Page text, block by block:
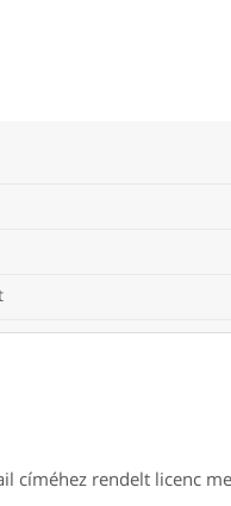
címéhez rendelt licenc